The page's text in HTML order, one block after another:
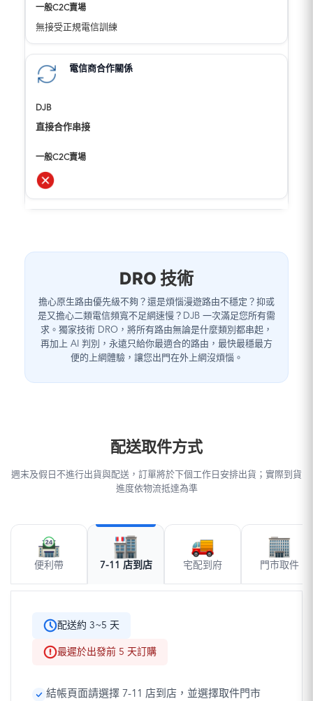
無接受正規電信訓練
電信商合作關係
直接合作串接
DRO 技術
擔心原生路由優先級不夠？還是煩惱漫遊路由不穩定？抑或
是又擔心二類電信頻寬不足網速慢？DJB 一次滿足您所有需
求。獨家技術 DRO，將所有路由無論是什麼類別都串起，
再加上 AI 判別，永遠只給你最適合的路由，最快最穩最方
便的上網體驗，讓您出門在外上網沒煩惱。
配送取件方式
週末及假日不進行出貨與配送，訂單將於下個工作日安排出貨；實際到貨
進度依物流抵達為準
便利帶 7-11 店到店 宅配到府 門市取件
配送約 3~5 天
最遲於出發前 5 天訂購
結帳頁面請選擇 7-11 店到店，並選擇取件門市